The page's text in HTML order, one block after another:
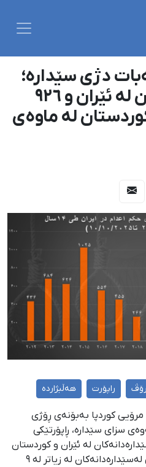
دژی سێدارە؛
٨٢٦٠ لەسێدارەدان لە ئێران و ٩٢٦
لە ماوەی
راپۆرت هەڵبژاردە
مرۆیی کوردپا بەبۆنەی ڕۆژی
سزای سێدارە، ڕاپۆرتێکی
لە ئێران و کوردستان
بڵاو کردەوە. ئەم ڕاپۆرتە ئاماری لەسێدارەدانەکان لە زیاتر لە ٩